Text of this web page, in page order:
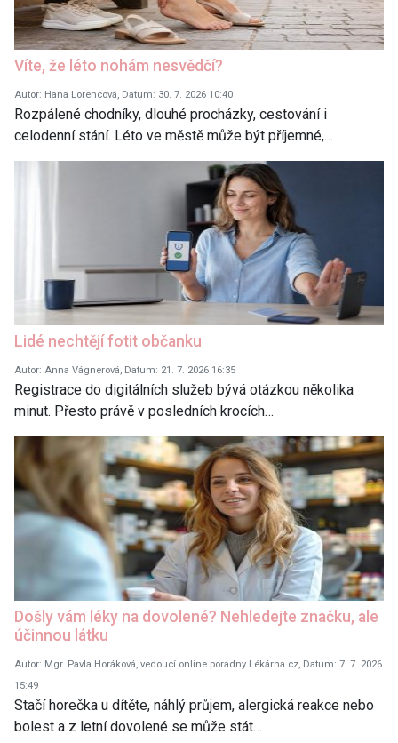
Víte, že léto nohám nesvědčí?
Autor: Hana Lorencová, Datum: 30. 7. 2026 10:40
Rozpálené chodníky, dlouhé procházky, cestování i
celodenní stání. Léto ve městě může být příjemné,…
Lidé nechtějí fotit občanku
Autor: Anna Vágnerová, Datum: 21. 7. 2026 16:35
Registrace do digitálních služeb bývá otázkou několika
minut. Přesto právě v posledních krocích…
Došly vám léky na dovolené? Nehledejte značku, ale
účinnou látku
Autor: Mgr. Pavla Horáková, vedoucí online poradny Lékárna.cz, Datum: 7. 7. 2026
15:49
Stačí horečka u dítěte, náhlý průjem, alergická reakce nebo
bolest a z letní dovolené se může stát…